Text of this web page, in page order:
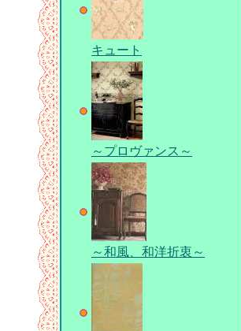
キュート
～プロヴァンス～
～和風、和洋折衷～